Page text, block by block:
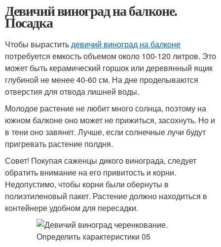
Девичий виноград на балконе.
Посадка
Чтобы выраститьдевичий виноград на балконе
потребуется емкость объемом около 100-120 литров. Это
может быть керамический горшок или деревянный ящик
глубиной не менее 40-60 см. На дне проделываются
отверстия для отвода лишней воды.
Молодое растение не любит много солнца, поэтому на
южном балконе оно может не прижиться, засохнуть. Но и
в тени оно завянет. Лучше, если солнечные лучи будут
пригревать растение полдня.
Совет! Покупая саженцы дикого винограда, следует
обратить внимание на его привитость и корни.
Недопустимо, чтобы корни были обернуты в
полиэтиленовый пакет. Растение должно находиться в
контейнере удобном для пересадки.